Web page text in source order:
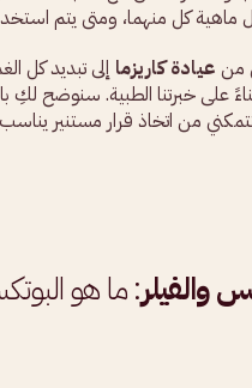
ماهية كل منهما، ومتى يتم
من عيادة كاريزما إلى تبديد كل
على خبرتنا الطبية. سنوضح لكِ
من اتخاذ قرار مستنير
والفيلر: ما هو